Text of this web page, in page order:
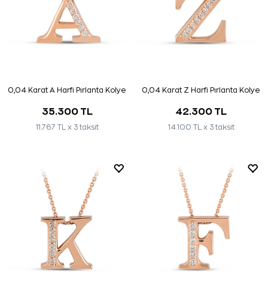
0,04 Karat A Harfi Pırlanta Kolye
35.300 TL
11.767 TL x 3 taksit
0,04 Karat Z Harfi Pırlanta Kolye
42.300 TL
14.100 TL x 3 taksit